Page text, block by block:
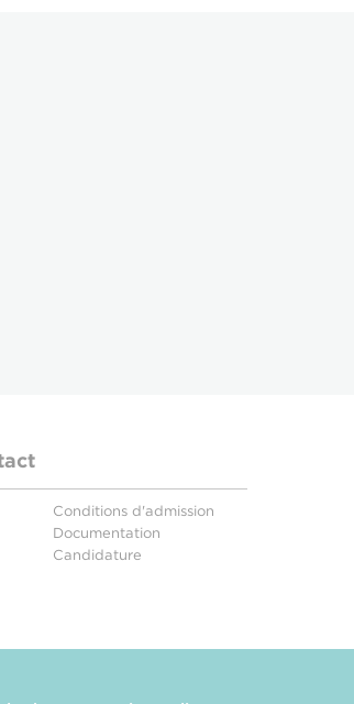
Conditions d'admission
Documentation
Candidature